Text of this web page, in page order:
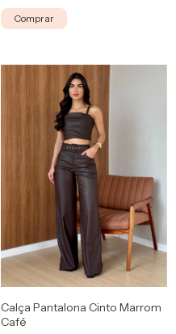
Comprar
Calça Pantalona Cinto Marrom
Café